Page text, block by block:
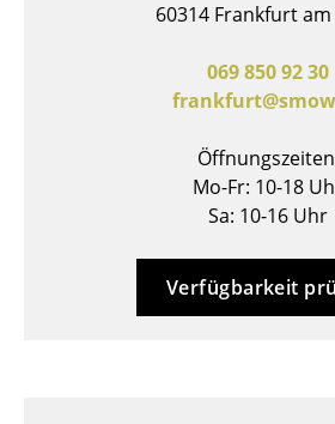
Loungesessel
Freischwinger
Bänke & Liegen
60314 Frankfurt
069 850 92 30
Mo-Fr: 10-18
Sa: 10-16 Uhr
Verfügbarkeit